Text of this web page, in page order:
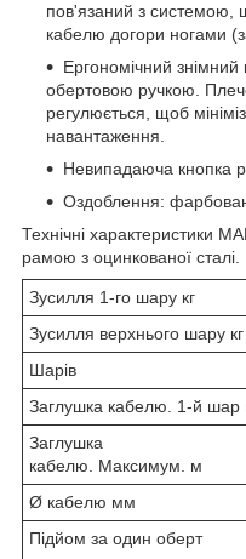
пов'язаний з системою,
кабелю догори ногами
Ергономічний
обертовою ручкою.
регулюється, щоб
навантаження.
Невипадаюча кнопка
Оздоблення:
Технічні характеристики
рамою з оцинкованої сталі.
Зусилля 1-го шару кг
Зусилля верхнього шару кг
Шарів
Заглушка кабелю. 1-й шар
Заглушка
кабелю. Максимум. м
Ø кабелю мм
Підйом за один оберт